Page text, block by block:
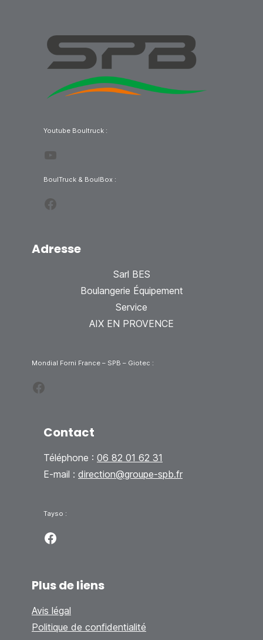
Youtube Boultruck :
YouTube
BoulTruck & BoulBox :
Facebook
Adresse
Sarl BES
Boulangerie Équipement
Service
AIX EN PROVENCE
Mondial Forni France – SPB – Giotec :
Facebook
Contact
Téléphone : 06 82 01 62 31
E-mail : direction@groupe-spb.fr
Tayso :
Facebook
Plus de liens
Avis légal
Politique de confidentialité